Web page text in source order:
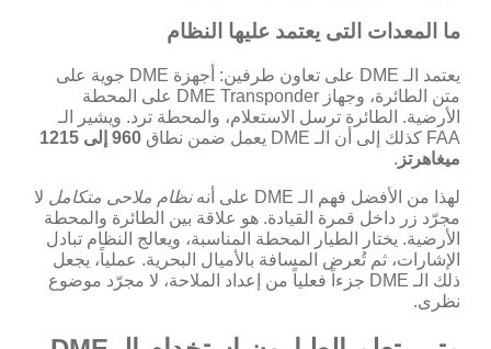
ما المعدات التى يعتمد عليها النظام
يعتمد الـ DME على تعاون طرفين: أجهزة DME جوية على
متن الطائرة، وجهاز DME Transponder على المحطة
الأرضية. الطائرة ترسل الاستعلام، والمحطة ترد. ويشير الـ
FAA كذلك إلى أن الـ DME يعمل ضمن نطاق
960 إلى 1215
ميغاهرتز .
لهذا من الأفضل فهم الـ DME على أنه نظام ملاحى متكامل لا
مجرّد زر داخل قمرة القيادة. هو علاقة بين الطائرة والمحطة
الأرضية. يختار الطيار المحطة المناسبة، ويعالج النظام تبادل
الإشارات، ثم تُعرض المسافة بالأميال البحرية. عملياً، يجعل
ذلك الـ DME جزءاً فعلياً من إعداد الملاحة، لا مجرّد موضوع
نظرى.